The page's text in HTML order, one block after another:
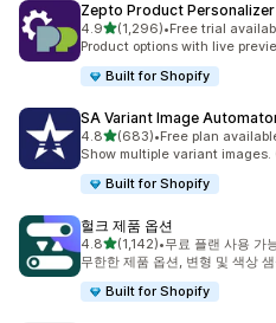
Zepto Product Personalizer
4.9별 5개 중
(1,296)
총 리뷰 1296개
•Free trial
Product options with live
Built for Shopify
SA Variant Image
4.8별 5개 중
(683)
총 리뷰 683개
•Free plan
Show multiple variant
Built for Shopify
헐크 제품 옵션
4.8별 5개 중
(1,142)
총 리뷰 1142개
•무료 플랜 사용 가
무한한 제품 옵션, 변형 및 색상
Built for Shopify